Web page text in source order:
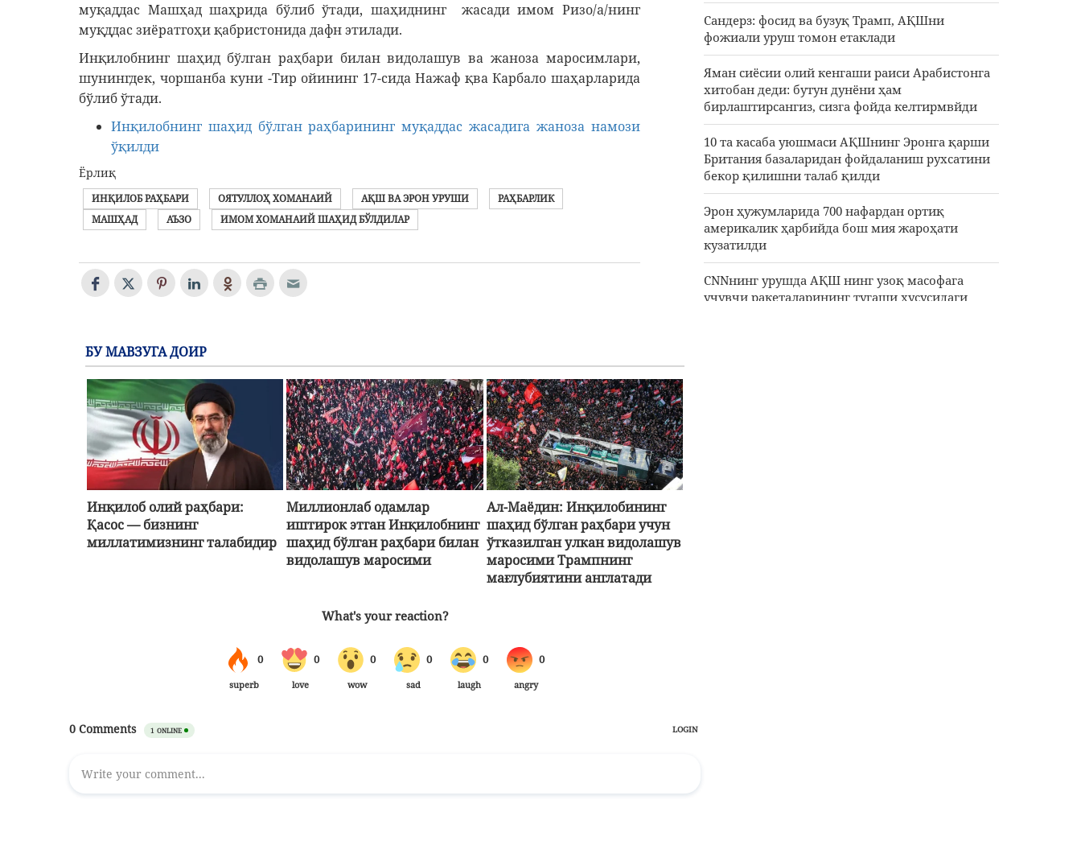
муқаддас Машҳад шаҳрида бўлиб ўтади, шаҳиднинг жасади имом Ризо/а/нинг
муқддас зиёратгоҳи қабристонида дафн этилади.
Инқилобнинг шаҳид бўлган раҳбари билан видолашув ва жаноза маросимлари,
шунингдек, чоршанба куни -Тир ойининг 17-сида Нажаф қва Карбало шаҳарларида
бўлиб ўтади.
Инқилобнинг шаҳид бўлган раҳбарининг муқаддас жасадига жаноза намози
ўқилди
Ёрлиқ
ИНҚИЛОБ РАҲБАРИ ОЯТУЛЛОҲ ХОМАНАИЙ АҚШ ВА ЭРОН УРУШИ
РАҲБАРЛИК
МАШҲАД
АЪЗО ИМОМ ХОМАНАИЙ ШАҲИД БЎЛДИЛАР
БУ МАВЗУГА ДОИР
Инқилоб олий раҳбари:
Қасос — бизнинг
миллатимизнинг талабидир
Миллионлаб одамлар
иштирок этган Инқилобнинг
шаҳид бўлган раҳбари билан
видолашув маросими
Ал-Маёдин: Инқилобининг
шаҳид бўлган раҳбари учун
ўтказилган улкан видолашув
маросими Трампнинг
мағлубиятини англатади
Сандерз: фосид ва бузуқ Трамп, АҚШни
фожиали уруш томон етаклади
Яман сиёсии олий кенгаши раиси Арабистонга
хитобан деди: бутун дунёни ҳам
бирлаштирсангиз, сизга фойда келтирмвйди
10 та касаба уюшмаси АҚШнинг Эронга қарши
Британия базаларидан фойдаланиш рухсатини
бекор қилишни талаб қилди
Эрон ҳужумларида 700 нафардан ортиқ
америкалик ҳарбийда бош мия жароҳати
кузатилди
CNNнинг урушда АҚШ нинг узоқ масофага
учувчи ракеталарининг тугаши хусусидаги